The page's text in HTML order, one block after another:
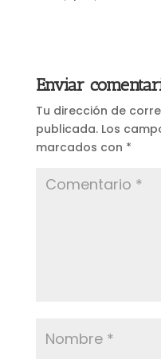
Enviar
Tu dirección de
publicada. Los
marcados con *